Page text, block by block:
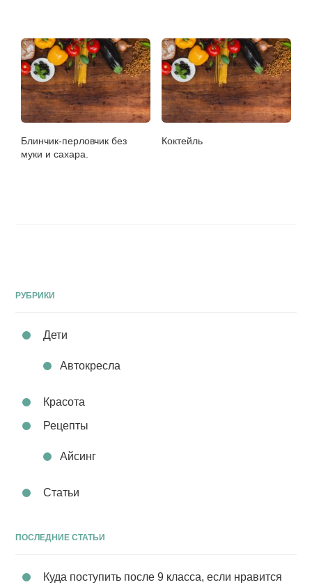
Блинчик-перловчик без
муки и сахара.
Коктейль
РУБРИКИ
Дети
Автокресла
Красота
Рецепты
Айсинг
Статьи
ПОСЛЕДНИЕ СТАТЬИ
Куда поступить после 9 класса, если нравится